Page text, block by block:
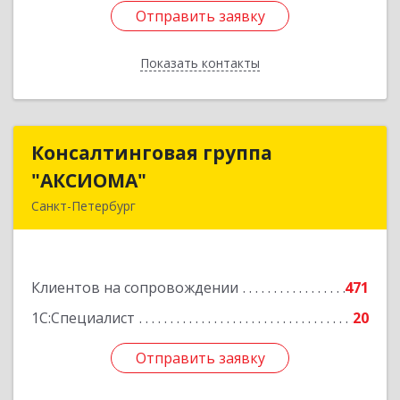
Отправить заявку
Показать контакты
Отправить заявку
Назад
Консалтинговая группа
"АКСИОМА"
Санкт-Петербург
Клиентов на сопровождении
471
1С:Специалист
20
Отправить заявку
Консалтинговая группа
Подробнее
Отправить заявку